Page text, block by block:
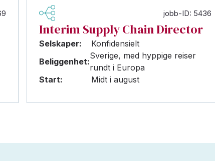
jobb-ID: 5436
Interim Supply Chain Director
Selskaper:
Konfidensielt
Beliggenhet:
Sverige, med hyppige reiser
rundt i Europa
Start:
Midt i august